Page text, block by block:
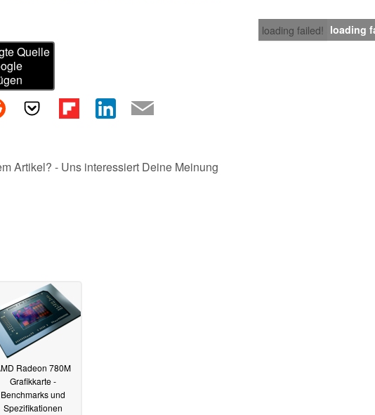
loading failed! loading
Quelle
Artikel? - Uns interessiert Deine Meinung
Radeon 780M
Grafikkarte -
Benchmarks und
Spezifikationen